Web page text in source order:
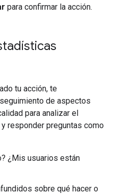
para confirmar la acción.
tu acción, te
de aspectos
para analizar el
responder preguntas como
¿Mis usuarios están
sobre qué hacer o